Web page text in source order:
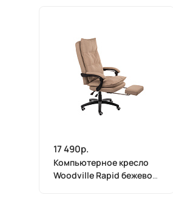
17 490р.
Компьютерное кресло
Woodville Rapid бежевое